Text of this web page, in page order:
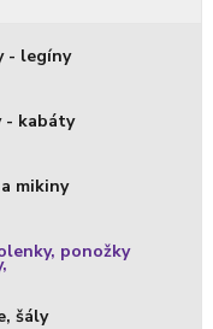
- legíny
- kabáty
mikiny
ponožky
šály